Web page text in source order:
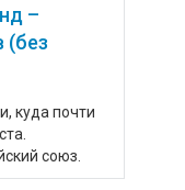
–
(без
куда почти
союз.